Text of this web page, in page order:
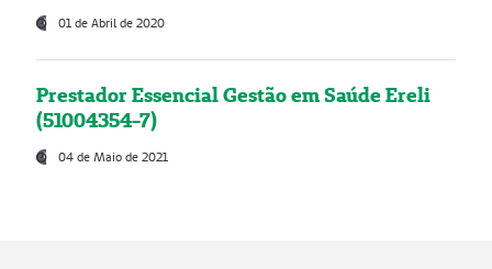
01 de Abril de 2020
Prestador Essencial Gestão em Saúde Ereli
(51004354-7)
04 de Maio de 2021